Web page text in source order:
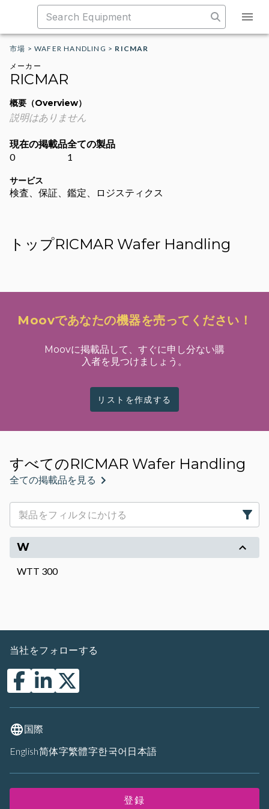
市場 >WAFER HANDLING > RICMAR
メーカー
RICMAR
概要（Overview）
説明はありません
現在の掲載品
0
全ての製品
1
サービス
検査、保証、鑑定、ロジスティクス
トップRICMAR Wafer Handling
Moovであなたの機器を売ってください！
Moovに掲載品して、すぐに申し分ない購
入者を見つけましょう。
リストを作成する
すべてのRICMAR Wafer Handling
全ての掲載品を見る
W
WTT 300
当社をフォローする
国際
English简体字繁體字한국어 日本語
登録